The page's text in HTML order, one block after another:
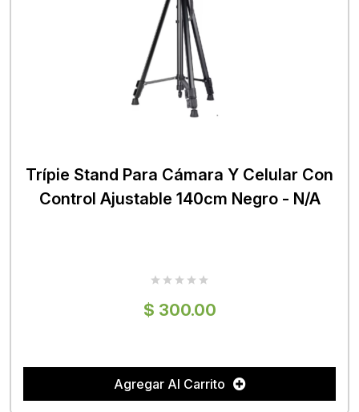
Trípie Stand Para Cámara Y Celular Con
Control Ajustable 140cm Negro - N/A
$ 300.00
Agregar Al Carrito